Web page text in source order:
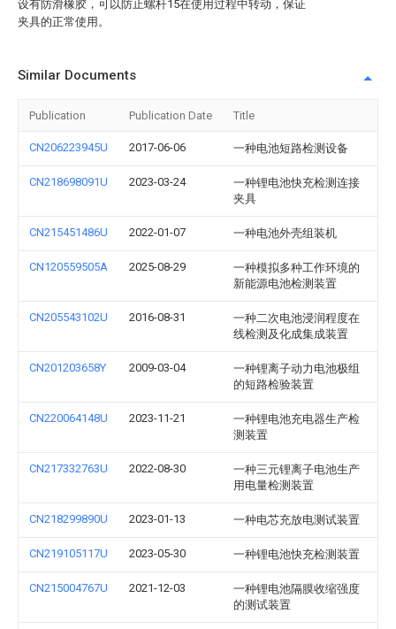
设有防滑橡胶，可以防止螺杆15在使用过程中转动，保证
夹具的正常使用。
Similar Documents
Publication Publication Date Title
CN206223945U 2017-06-06 一种电池短路检测设备
CN218698091U 2023-03-24
一种锂电池快充检测连接
夹具
CN215451486U 2022-01-07 一种电池外壳组装机
CN120559505A 2025-08-29
一种模拟多种工作环境的
新能源电池检测装置
CN205543102U 2016-08-31
一种二次电池浸润程度在
线检测及化成集成装置
CN201203658Y 2009-03-04
一种锂离子动力电池极组
的短路检验装置
CN220064148U 2023-11-21
一种锂电池充电器生产检
测装置
CN217332763U 2022-08-30
一种三元锂离子电池生产
用电量检测装置
CN218299890U 2023-01-13 一种电芯充放电测试装置
CN219105117U 2023-05-30 一种锂电池快充检测装置
CN215004767U 2021-12-03
一种锂电池隔膜收缩强度
的测试装置